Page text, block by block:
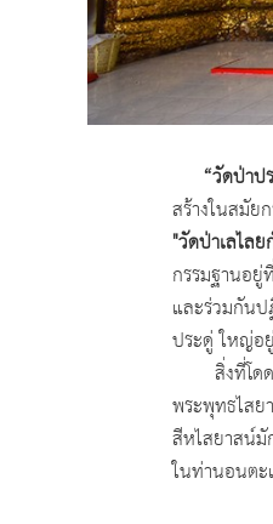
“วัดป่าประ
สร้างในสมัยกรุงศรี
"วัดป่าเลไลย
กรรมฐานอยู่ที่นี่ บร
และร่วมกันปฏิสังข
ประดู่ ใหญ่อยู่ภายใ
สิ่งที่โดดเด่นที่อ
พระพุทธไสยาสน์ที่แ
สีหไสยาสน์มักจะส
ในท่านอนตะแ